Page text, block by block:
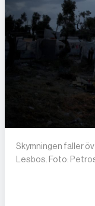
Skymningen faller
Lesbos. Foto: